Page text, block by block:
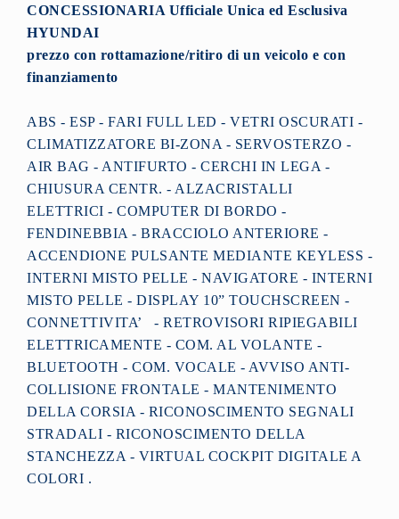
CONCESSIONARIA Ufficiale Unica ed Esclusiva
HYUNDAI
prezzo con rottamazione/ritiro di un veicolo e con
finanziamento
ABS - ESP - FARI FULL LED - VETRI OSCURATI -
CLIMATIZZATORE BI-ZONA - SERVOSTERZO -
AIR BAG - ANTIFURTO - CERCHI IN LEGA -
CHIUSURA CENTR. - ALZACRISTALLI
ELETTRICI - COMPUTER DI BORDO -
FENDINEBBIA - BRACCIOLO ANTERIORE -
ACCENDIONE PULSANTE MEDIANTE KEYLESS -
INTERNI MISTO PELLE - NAVIGATORE - INTERNI
MISTO PELLE - DISPLAY 10” TOUCHSCREEN -
CONNETTIVITA’ - RETROVISORI RIPIEGABILI
ELETTRICAMENTE - COM. AL VOLANTE -
BLUETOOTH - COM. VOCALE - AVVISO ANTI-
COLLISIONE FRONTALE - MANTENIMENTO
DELLA CORSIA - RICONOSCIMENTO SEGNALI
STRADALI - RICONOSCIMENTO DELLA
STANCHEZZA - VIRTUAL COCKPIT DIGITALE A
COLORI .